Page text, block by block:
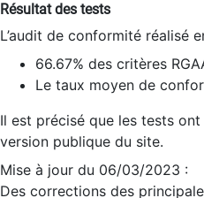
Résultat des tests
L’audit de conformité réalisé
66.67% des critères
Le taux moyen de
Il est précisé que les tests
version publique du site.
Mise à jour du 06/03/2023 :
Des corrections des